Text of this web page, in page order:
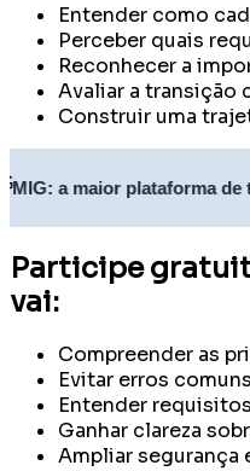
Entender como
Perceber quais
Reconhecer a
Avaliar a transição
Construir uma
plataforma de
Participe
vai:
Compreender as
Evitar erros
Entender
Ganhar clareza
Ampliar segurança